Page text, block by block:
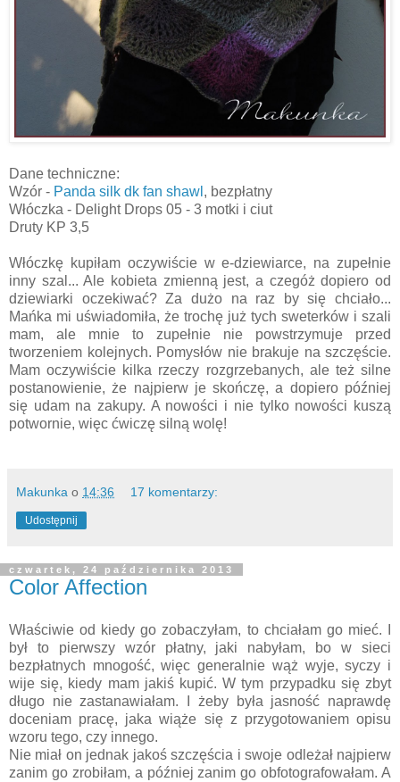
Dane techniczne:
Wzór - Panda silk dk fan shawl , bezpłatny
Włóczka - Delight Drops 05 - 3 motki i ciut
Druty KP 3,5
Włóczkę kupiłam oczywiście w e-dziewiarce, na zupełnie
inny szal... Ale kobieta zmienną jest, a czegóż dopiero od
dziewiarki oczekiwać? Za dużo na raz by się chciało...
Mańka mi uświadomiła, że trochę już tych sweterków i szali
mam, ale mnie to zupełnie nie powstrzymuje przed
tworzeniem kolejnych. Pomysłów nie brakuje na szczęście.
Mam oczywiście kilka rzeczy rozgrzebanych, ale też silne
postanowienie, że najpierw je skończę, a dopiero później
się udam na zakupy. A nowości i nie tylko nowości kuszą
potwornie, więc ćwiczę silną wolę!
Makunka o 14:36 17 komentarzy:
Udostępnij
czwartek, 24 października 2013
Color Affection
Właściwie od kiedy go zobaczyłam, to chciałam go mieć. I
był to pierwszy wzór płatny, jaki nabyłam, bo w sieci
bezpłatnych mnogość, więc generalnie wąż wyje, syczy i
wije się, kiedy mam jakiś kupić. W tym przypadku się zbyt
długo nie zastanawiałam. I żeby była jasność naprawdę
doceniam pracę, jaka wiąże się z przygotowaniem opisu
wzoru tego, czy innego.
Nie miał on jednak jakoś szczęścia i swoje odleżał najpierw
zanim go zrobiłam, a później zanim go obfotografowałam. A